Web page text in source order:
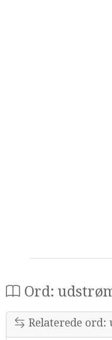
Ord:
Relaterede